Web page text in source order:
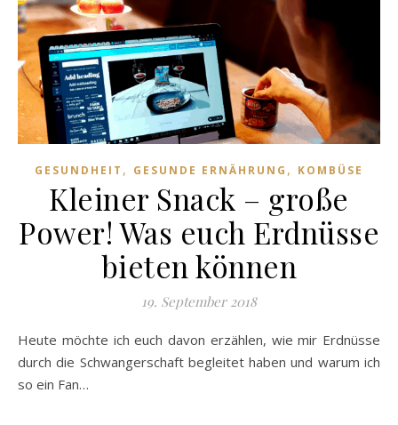
GESUNDHEIT , GESUNDE ERNÄHRUNG , KOMBÜSE
Kleiner Snack – große
Power! Was euch Erdnüsse
bieten können
19. September 2018
Heute möchte ich euch davon erzählen, wie mir Erdnüsse
durch die Schwangerschaft begleitet haben und warum ich
so ein Fan…